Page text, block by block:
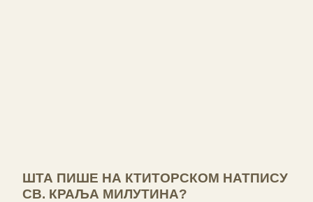
ШТА ПИШЕ НА КТИТОРСКОМ НАТПИСУ
СВ. КРАЉА МИЛУТИНА?